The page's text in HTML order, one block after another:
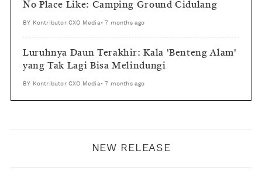
No Place Like: Camping Ground Cidulang
BY Kontributor CXO Media•7 months ago
Luruhnya Daun Terakhir: Kala 'Benteng Alam'
yang Tak Lagi Bisa Melindungi
BY Kontributor CXO Media•7 months ago
NEW RELEASE